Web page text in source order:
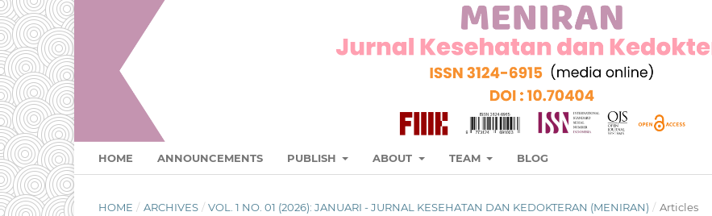
HOME ANNOUNCEMENTS PUBLISH ABOUT TEAM BLOG
HOME / ARCHIVES / VOL. 1 NO. 01 (2026): JANUARI - JURNAL KESEHATAN DAN KEDOKTERAN (MENIRAN) / Articles